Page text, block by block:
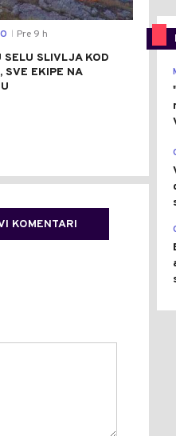
Pre 9 h
SELU SLIVLJA KOD
SVE EKIPE NA
KOMENTARI